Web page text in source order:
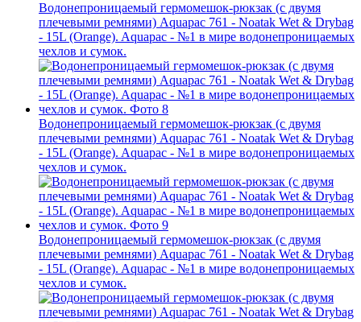
Водонепроницаемый гермомешок-рюкзак (с двумя
плечевыми ремнями) Aquapac 761 - Noatak Wet & Drybag
- 15L (Orange). Aquapac - №1 в мире водонепроницаемых
чехлов и сумок.
Водонепроницаемый гермомешок-рюкзак (с двумя
плечевыми ремнями) Aquapac 761 - Noatak Wet & Drybag
- 15L (Orange). Aquapac - №1 в мире водонепроницаемых
чехлов и сумок.
Водонепроницаемый гермомешок-рюкзак (с двумя
плечевыми ремнями) Aquapac 761 - Noatak Wet & Drybag
- 15L (Orange). Aquapac - №1 в мире водонепроницаемых
чехлов и сумок.